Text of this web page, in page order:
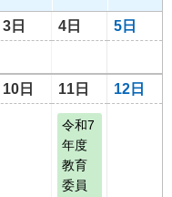
3日 4日 5日
10日 11日 12日
令和7
年度
教育
委員